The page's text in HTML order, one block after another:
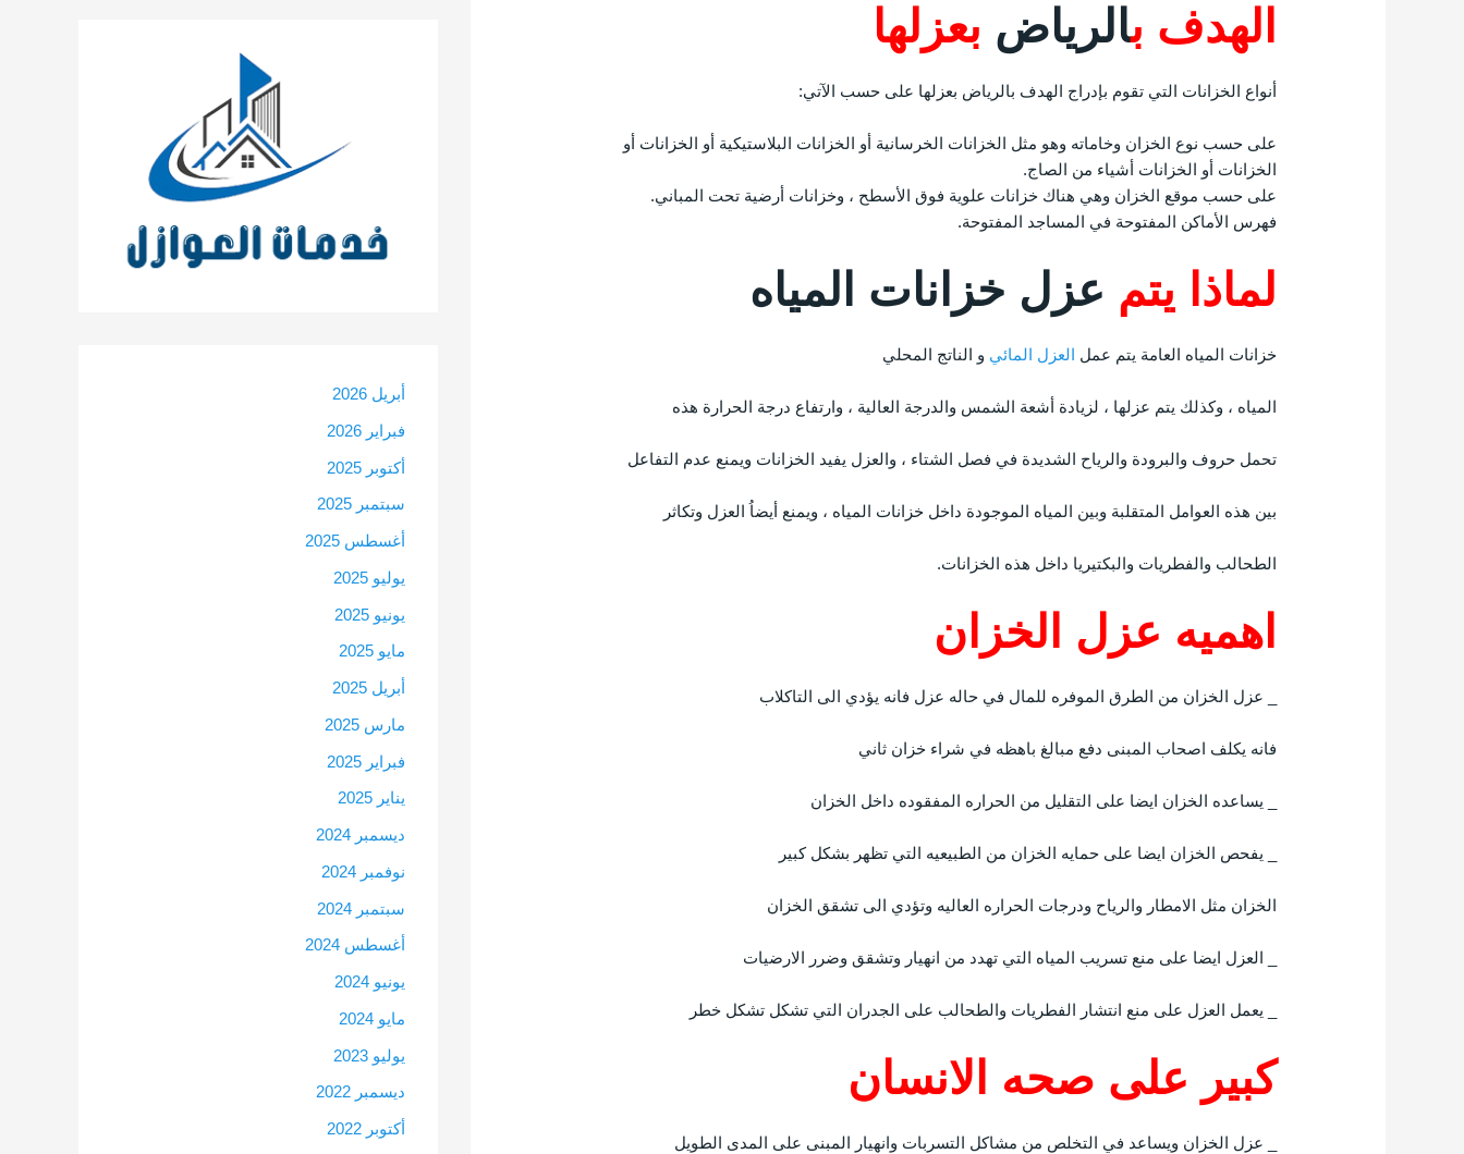
الهدف بالرياض بعزلها
أنواع الخزانات التي تقوم بإدراج الهدف بالرياض بعزلها على حسب الآتي:
على حسب نوع الخزان وخاماته وهو مثل الخزانات الخرسانية أو الخزانات البلاستيكية أو الخزانات أو
الخزانات أو الخزانات أشياء من الصاج.
على حسب موقع الخزان وهي هناك خزانات علوية فوق الأسطح ، وخزانات أرضية تحت المباني.
فهرس الأماكن المفتوحة في المساجد المفتوحة.
لماذا يتم عزل خزانات المياه
خزانات المياه العامة يتم عمل العزل المائي و الناتج المحلي
المياه ، وكذلك يتم عزلها ، لزيادة أشعة الشمس والدرجة العالية ، وارتفاع درجة الحرارة هذه
تحمل حروف والبرودة والرياح الشديدة في فصل الشتاء ، والعزل يفيد الخزانات ويمنع عدم التفاعل
بين هذه العوامل المتقلبة وبين المياه الموجودة داخل خزانات المياه ، ويمنع أيضاُ العزل وتكاثر
الطحالب والفطريات والبكتيريا داخل هذه الخزانات.
اهميه عزل الخزان
_ عزل الخزان من الطرق الموفره للمال في حاله عزل فانه يؤدي الى التاكلاب
فانه يكلف اصحاب المبنى دفع مبالغ باهظه في شراء خزان ثاني
_ يساعده الخزان ايضا على التقليل من الحراره المفقوده داخل الخزان
_ يفحص الخزان ايضا على حمايه الخزان من الطبيعيه التي تظهر بشكل كبير
الخزان مثل الامطار والرياح ودرجات الحراره العاليه وتؤدي الى تشقق الخزان
_ العزل ايضا على منع تسريب المياه التي تهدد من انهيار وتشقق وضرر الارضيات
_ يعمل العزل على منع انتشار الفطريات والطحالب على الجدران التي تشكل تشكل خطر
كبير على صحه الانسان
_ عزل الخزان ويساعد في التخلص من مشاكل التسربات وانهيار المبنى على المدى الطويل
أبريل 2026
فبراير 2026
أكتوبر 2025
سبتمبر 2025
أغسطس 2025
يوليو 2025
يونيو 2025
مايو 2025
أبريل 2025
مارس 2025
فبراير 2025
يناير 2025
ديسمبر 2024
نوفمبر 2024
سبتمبر 2024
أغسطس 2024
يونيو 2024
مايو 2024
يوليو 2023
ديسمبر 2022
أكتوبر 2022